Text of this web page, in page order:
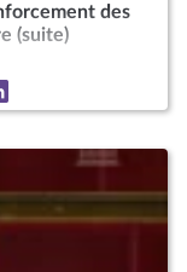
des
(suite)